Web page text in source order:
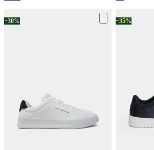
−30% −35%